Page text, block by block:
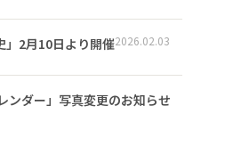
」2月10日より開催2026.02.03
ンダー」写真変更のお知らせ